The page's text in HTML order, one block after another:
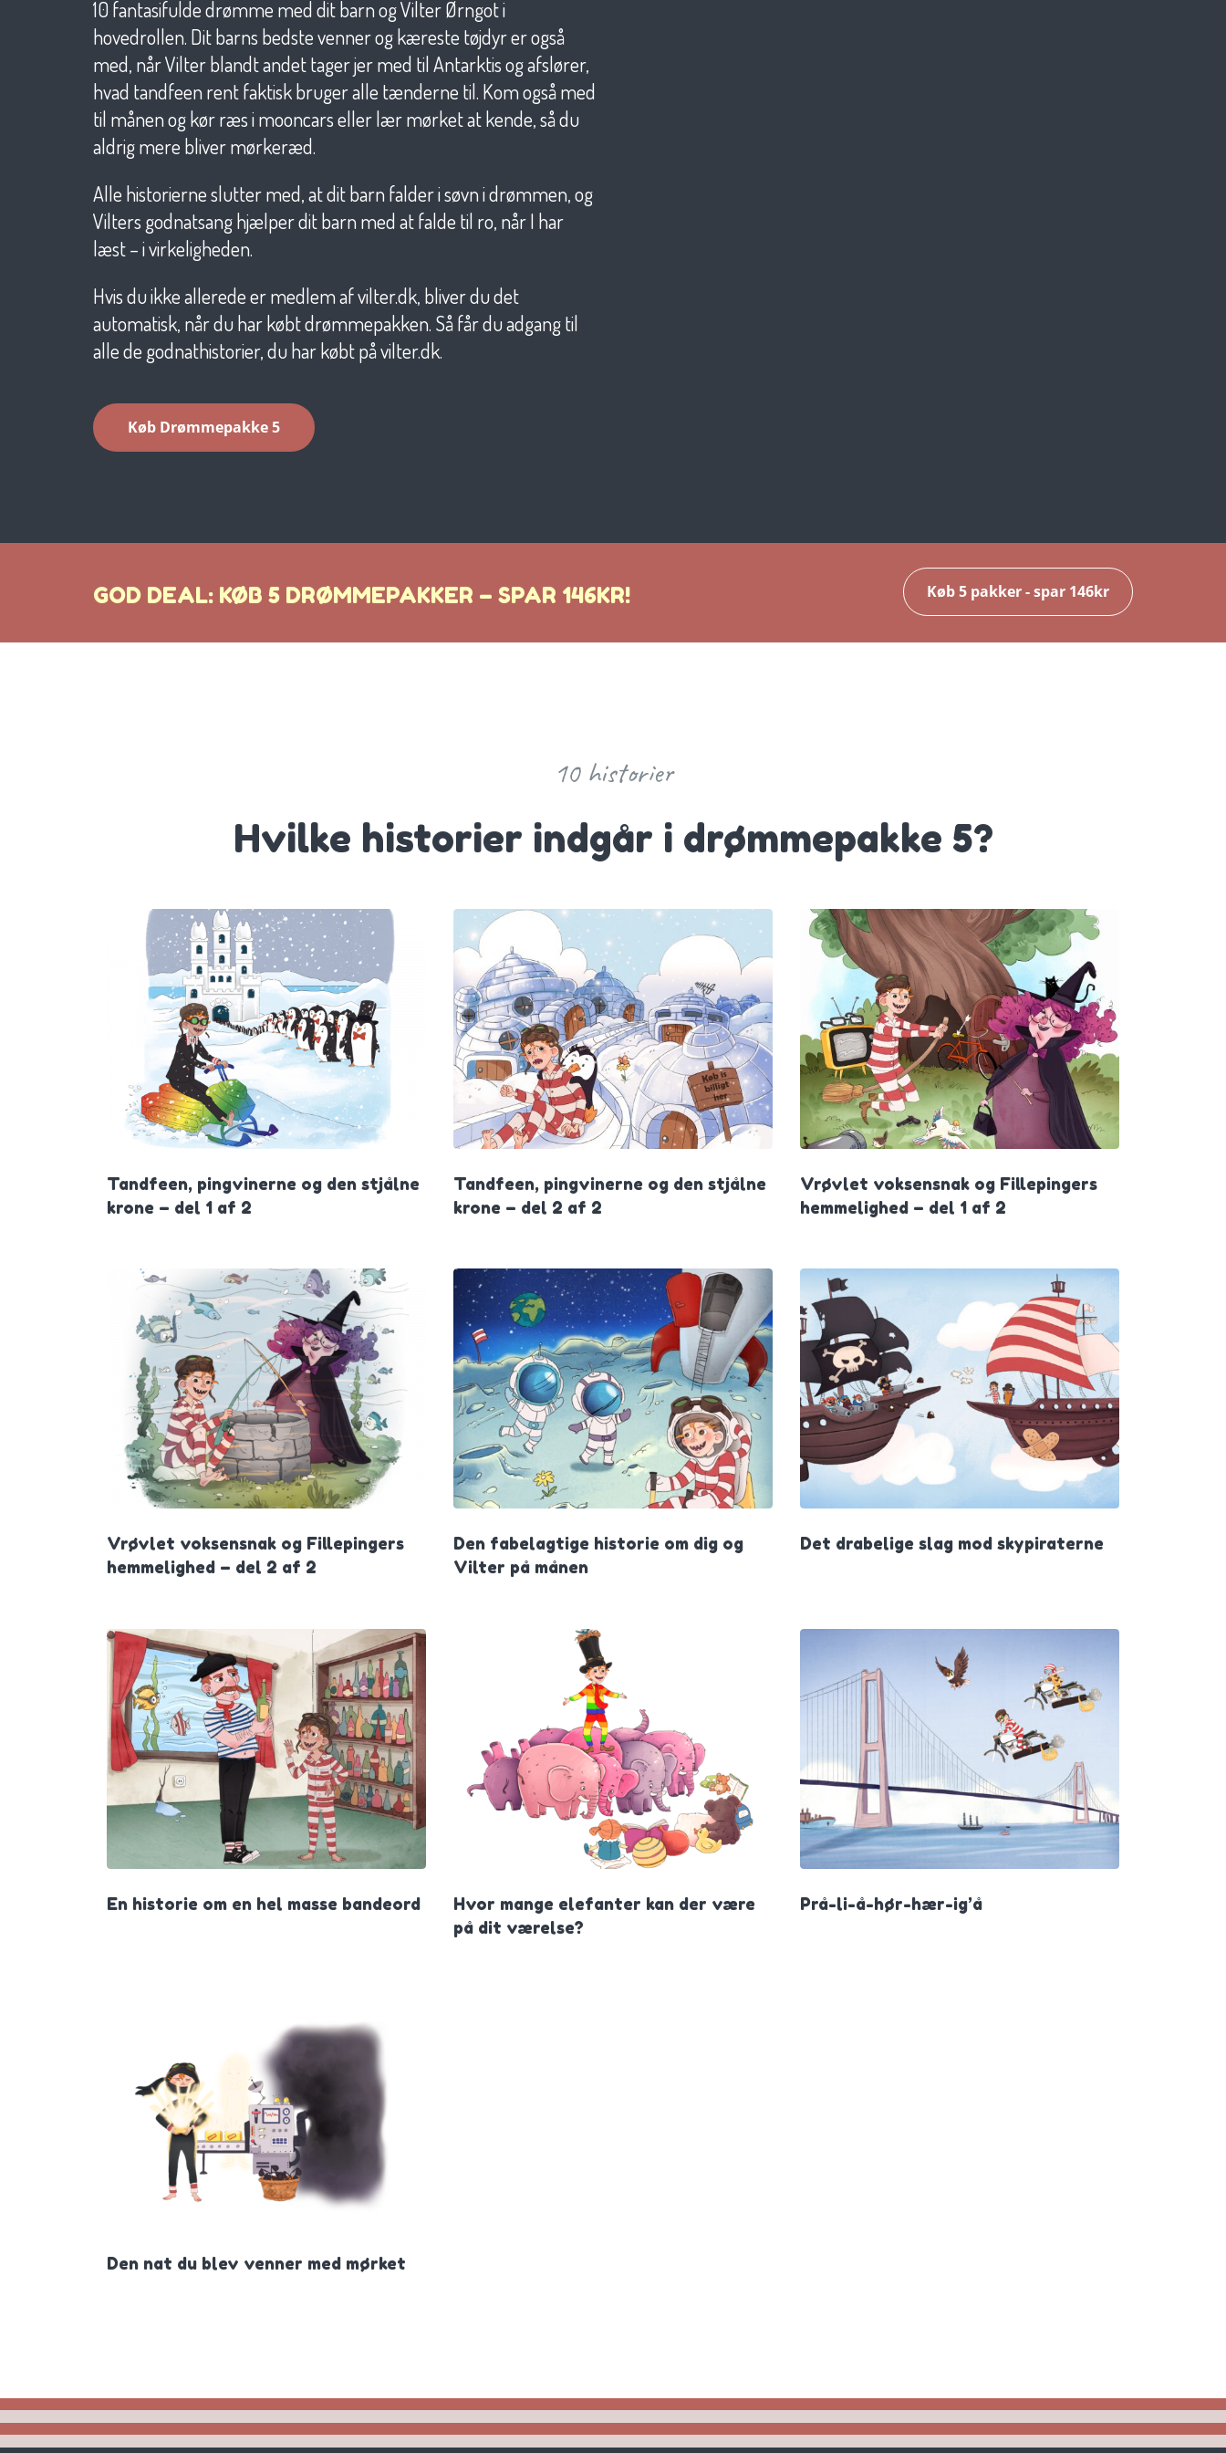
10 fantasifulde drømme med dit barn og Vilter Ørngot i
hovedrollen. Dit barns bedste venner og kæreste tøjdyr er også
med, når Vilter blandt andet tager jer med til Antarktis og afslører,
hvad tandfeen rent faktisk bruger alle tænderne til. Kom også med
til månen og kør ræs i mooncars eller lær mørket at kende, så du
aldrig mere bliver mørkeræd.
Alle historierne slutter med, at dit barn falder i søvn i drømmen, og
Vilters godnatsang hjælper dit barn med at falde til ro, når I har
læst – i virkeligheden.
Hvis du ikke allerede er medlem af vilter.dk, bliver du det
automatisk, når du har købt drømmepakken. Så får du adgang til
alle de godnathistorier, du har købt på vilter.dk.
Køb Drømmepakke 5
GOD DEAL: KØB 5 DRØMMEPAKKER – SPAR 146KR! Køb 5 pakker - spar 146kr
10 historier
Hvilke historier indgår i drømmepakke 5?
Tandfeen, pingvinerne og den stjålne
krone – del 1 af 2
Tandfeen, pingvinerne og den stjålne
krone – del 2 af 2
Vrøvlet voksensnak og Fillepingers
hemmelighed – del 1 af 2
Vrøvlet voksensnak og Fillepingers
hemmelighed – del 2 af 2
Den fabelagtige historie om dig og
Vilter på månen
Det drabelige slag mod skypiraterne
En historie om en hel masse bandeord
Hvor mange elefanter kan der være
på dit værelse?
Prå-li-å-hør-hær-ig’å
Den nat du blev venner med mørket